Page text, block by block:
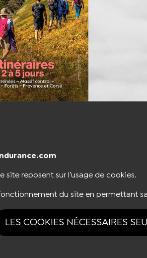
reposent sur l’usage de cookies.
du site en permettant
LES COOKIES NÉCESSAIRES
BOUTIQUE